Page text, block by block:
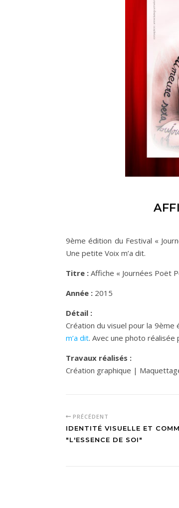
9ème édition du Festival «
Une petite Voix m’a dit.
Titre : Affiche « Journées Poët
Année : 2015
Détail :
Création du visuel pour la
m’a dit. Avec une photo réalisée
Travaux réalisés :
Création graphique |
PRÉCÉDENT
IDENTITÉ VISUELLE ET
"L'ESSENCE DE SOI"